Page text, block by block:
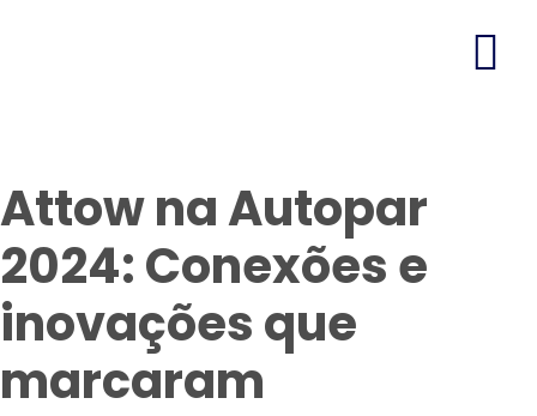
Attow na Autopar
2024: Conexões e
inovações que
marcaram